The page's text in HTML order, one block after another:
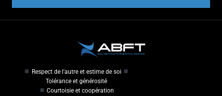
Respect de l'autre et estime de soi
Tolérance et générosité
Courtoisie et coopération